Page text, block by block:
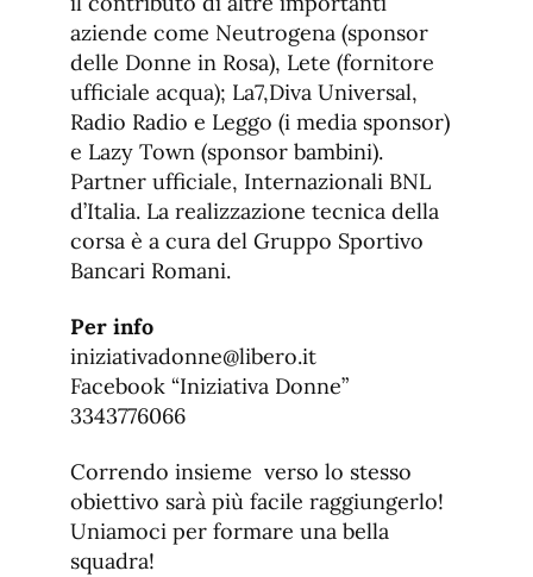
aziende come Neutrogena (sponsor
delle Donne in Rosa), Lete (fornitore
ufficiale acqua); La7,Diva Universal,
Radio Radio e Leggo (i media sponsor)
e Lazy Town (sponsor bambini).
Partner ufficiale, Internazionali BNL
d’Italia. La realizzazione tecnica della
corsa è a cura del Gruppo Sportivo
Bancari Romani.
Per info
iniziativadonne@libero.it
Facebook “Iniziativa Donne”
3343776066
Correndo insieme verso lo stesso
obiettivo sarà più facile raggiungerlo!
Uniamoci per formare una bella
squadra!